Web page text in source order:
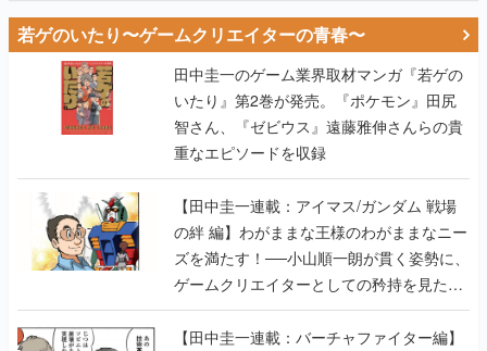
若ゲのいたり〜ゲームクリエイターの青春〜
田中圭一のゲーム業界取材マンガ『若ゲの
いたり』第2巻が発売。『ポケモン』田尻
智さん、『ゼビウス』遠藤雅伸さんらの貴
重なエピソードを収録
【田中圭一連載：アイマス/ガンダム 戦場
の絆 編】わがままな王様のわがままなニー
ズを満たす！──小山順一朗が貫く姿勢に、
ゲームクリエイターとしての矜持を見た
【若ゲのいたり最終回】
【田中圭一連載：バーチャファイター編】